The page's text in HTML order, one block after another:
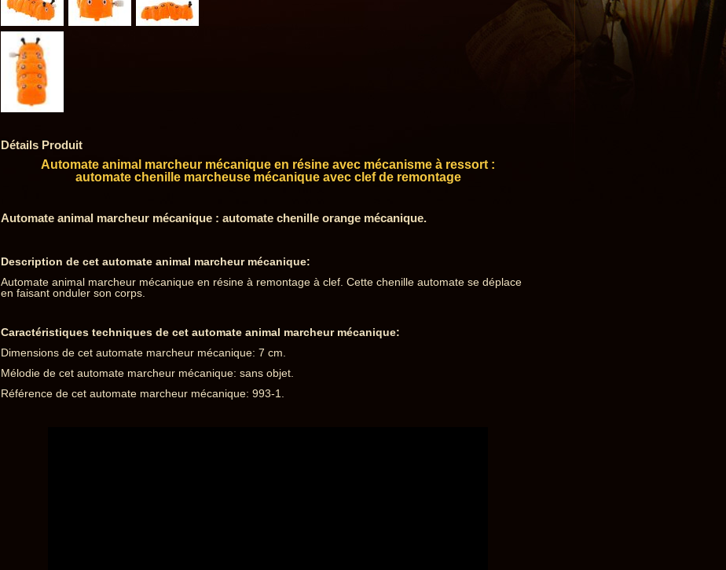
Détails Produit
Automate animal marcheur mécanique en résine avec mécanisme à ressort :
automate chenille marcheuse mécanique avec clef de remontage
Automate animal marcheur mécanique : automate chenille orange mécanique.
Description de cet automate animal marcheur mécanique:
Automate animal marcheur mécanique en résine à remontage à clef. Cette chenille automate se déplace
en faisant onduler son corps.
Caractéristiques techniques de cet automate animal marcheur mécanique:
Dimensions de cet automate marcheur mécanique: 7 cm.
Mélodie de cet automate marcheur mécanique: sans objet.
Référence de cet automate marcheur mécanique: 993-1.